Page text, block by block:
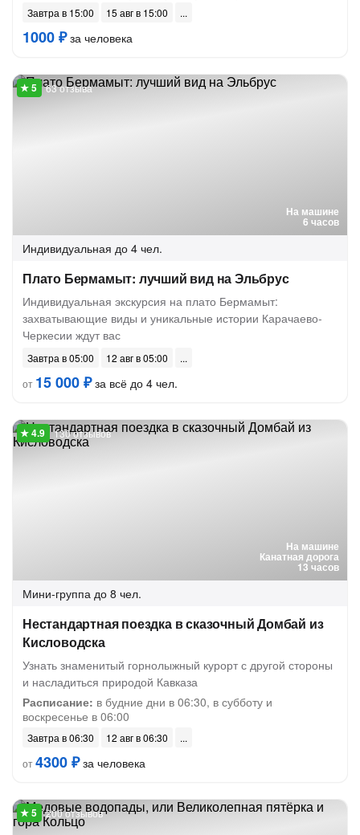
Завтра в 15:00 15 авг в 15:00
1000 ₽за человека
На машине
6 часов
63 отзыва
Индивидуальная до 4 чел.
Плато Бермамыт: лучший вид на Эльбрус
Индивидуальная экскурсия на плато Бермамыт:
захватывающие виды и уникальные истории Карачаево-
Черкесии ждут вас
Завтра в 05:00
12 авг в 05:00
от 15 000 ₽за всё до 4 чел.
На машине
Канатная дорога
13 часов
130 отзывов
Мини-группа до 8 чел.
Нестандартная поездка в сказочный Домбай из
Кисловодска
Узнать знаменитый горнолыжный курорт с другой стороны
и насладиться природой Кавказа
Расписание: в будние дни в 06:30, в субботу и
воскресенье в 06:00
Завтра в 06:30
12 авг в 06:30
от4300 ₽за человека
200 отзывов